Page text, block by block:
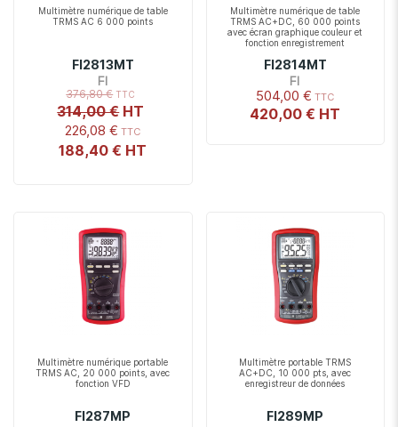
Multimètre numérique de table
TRMS AC 6 000 points
FI2813MT
FI
226,08 €
188,40 €
376,80 €
314,00 €
Multimètre numérique de table
TRMS AC+DC, 60 000 points
avec écran graphique couleur et
fonction enregistrement
FI2814MT
FI
504,00 €
420,00 €
Multimètre numérique portable
TRMS AC, 20 000 points, avec
fonction VFD
FI287MP
Multimètre portable TRMS
AC+DC, 10 000 pts, avec
enregistreur de données
FI289MP